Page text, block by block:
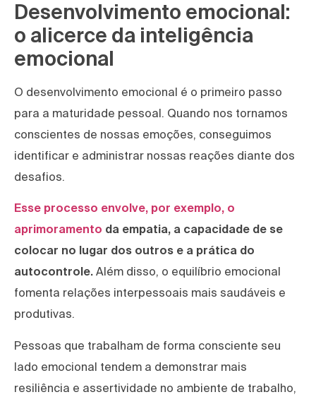
Desenvolvimento emocional:
o alicerce da inteligência
emocional
O desenvolvimento emocional é o primeiro passo
para a maturidade pessoal. Quando nos tornamos
conscientes de nossas emoções, conseguimos
identificar e administrar nossas reações diante dos
desafios.
Esse processo envolve, por exemplo, o
aprimoramento da empatia, a capacidade de se
colocar no lugar dos outros e a prática do
autocontrole. Além disso, o equilíbrio emocional
fomenta relações interpessoais mais saudáveis e
produtivas.
Pessoas que trabalham de forma consciente seu
lado emocional tendem a demonstrar mais
resiliência e assertividade no ambiente de trabalho,